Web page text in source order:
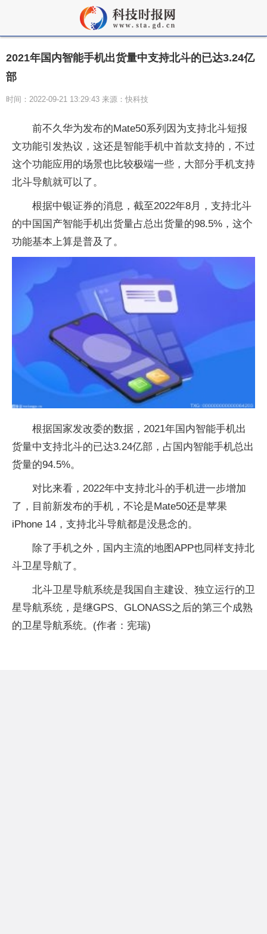
2021年国内智能手机出货量中支持北斗的已达3.24亿
部
时间：2022-09-21 13:29:43 来源：快科技
前不久华为发布的Mate50系列因为支持北斗短报
文功能引发热议，这还是智能手机中首款支持的，不过
这个功能应用的场景也比较极端一些，大部分手机支持
北斗导航就可以了。
根据中银证券的消息，截至2022年8月，支持北斗
的中国国产智能手机出货量占总出货量的98.5%，这个
功能基本上算是普及了。
根据国家发改委的数据，2021年国内智能手机出
货量中支持北斗的已达3.24亿部，占国内智能手机总出
货量的94.5%。
对比来看，2022年中支持北斗的手机进一步增加
了，目前新发布的手机，不论是Mate50还是苹果
iPhone 14，支持北斗导航都是没悬念的。
除了手机之外，国内主流的地图APP也同样支持北
斗卫星导航了。
北斗卫星导航系统是我国自主建设、独立运行的卫
星导航系统，是继GPS、GLONASS之后的第三个成熟
的卫星导航系统。(作者：宪瑞)